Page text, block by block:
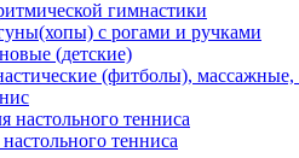
гимнастики
с рогами и ручками
(детские)
(фитболы),
настольного тенниса
тенниса